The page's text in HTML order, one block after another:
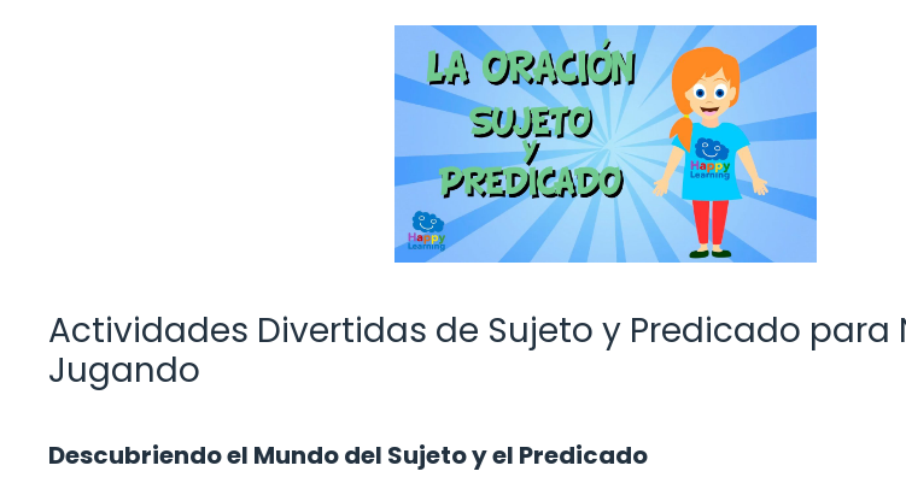
Actividades Divertidas de Sujeto y Predicado para
Jugando
Descubriendo el Mundo del Sujeto y el Predicado